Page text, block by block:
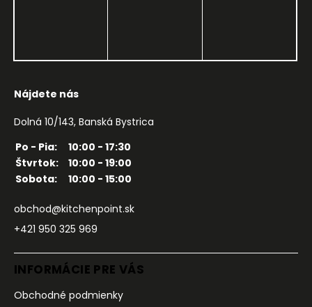
Nájdete nás
Dolná 10/143, Banská Bystrica
Po - Pia:
10:00 - 17:30
Štvrtok:
10:00 - 19:00
Sobota:
10:00 - 15:00
obchod@kitchenpoint.sk
+421 950 325 969
INFORMÁCIE PRE VÁS
Obchodné podmienky